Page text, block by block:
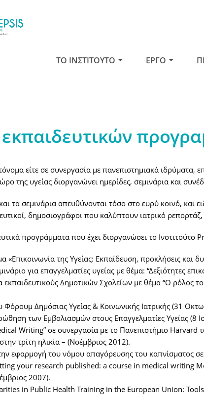
ΤΟ ΙΝΣΤΙΤΟΥΤΟ ΕΡΓΟ
είτε σε συνεργασία με πανεπιστημιακά ιδρύματα,
της υγείας διοργανώνει ημερίδες, σεμινάρια και
τα σεμινάρια απευθύνονται τόσο στο ευρύ κοινό, και
δημοσιογράφοι που καλύπτουν ιατρικό ρεπορτάζ,
προγράμματα που έχει διοργανώσει το Ινστιτούτο
της Υγείας: Εκπαίδευση, προκλήσεις και
για επαγγελματίες υγείας με θέμα: “Δεξιότητες
εκπαιδευτικούς Δημοτικών Σχολείων με θέμα “Ο
Φόρουμ Δημόσιας Υγείας & Κοινωνικής Ιατρικής (31
των Εμβολιασμών στους Επαγγελματίες Υγείας (8
Writing” σε συνεργασία με το Πανεπιστήμιο
τρίτη ηλικία – (Νοέμβριος 2012).
εφαρμογή του νόμου απαγόρευσης του καπνίσματος σε
your research published: a course in medical
2007).
in Public Health Training in the European Union: